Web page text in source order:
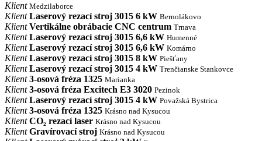
Klient Medzilaborce
Klient Laserový rezací stroj 3015 6 kW Bernolákovo
Klient Vertikálne obrábacie CNC centrum Trnava
Klient Laserový rezací stroj 3015 6,6 kW Humenné
Klient Laserový rezací stroj 3015 6,6 kW Komárno
Klient Laserový rezací stroj 3015 8 kW Piešťany
Klient Laserový rezací stroj 3015 4 kW Trenčianske Stankovce
Klient 3-osová fréza 1325 Marianka
Klient 3-osová fréza Excitech E3 3020 Pezinok
Klient Laserový rezací stroj 3015 4 kW Považská Bystrica
Klient 3-osová fréza 1325 Krásno nad Kysucou
Klient CO₂ rezací laser Krásno nad Kysucou
Klient Gravírovací stroj Krásno nad Kysucou